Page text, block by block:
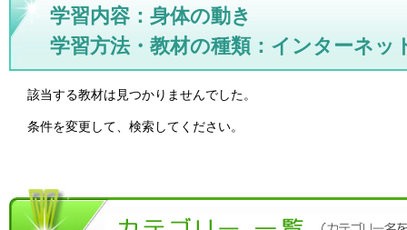
学習内容：身体の動き
学習方法・教材の種類：インターネッ
該当する教材は見つかりませんでした。
条件を変更して、検索してください。